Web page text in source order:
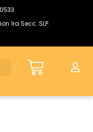
1ra Secc. SLP.